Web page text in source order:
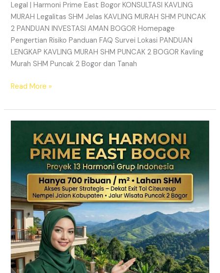
Legal | Harmoni Prime East Bogor KONSULTASI KAVLING
MURAH Legalitas SHM Jelas KAVLING MURAH SHM PUNCAK
2 PANDUAN INVESTASI AMAN BOGOR Homepage
Pengertian Risiko Panduan FAQ Survei Lokasi PANDUAN
LENGKAP KAVLING MURAH SHM PUNCAK 2 BOGOR Kavling
Murah SHM Puncak 2 Bogor dan Tanah
Read More »
HARMONI
BOGOR
|
SHM
Pecah
Sertifikat
|
Dekat
Tol
Citeureup